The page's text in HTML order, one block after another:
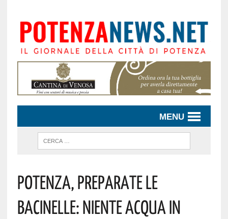
MENU
Potenza, Preparate Le
Bacinelle: Niente Acqua In